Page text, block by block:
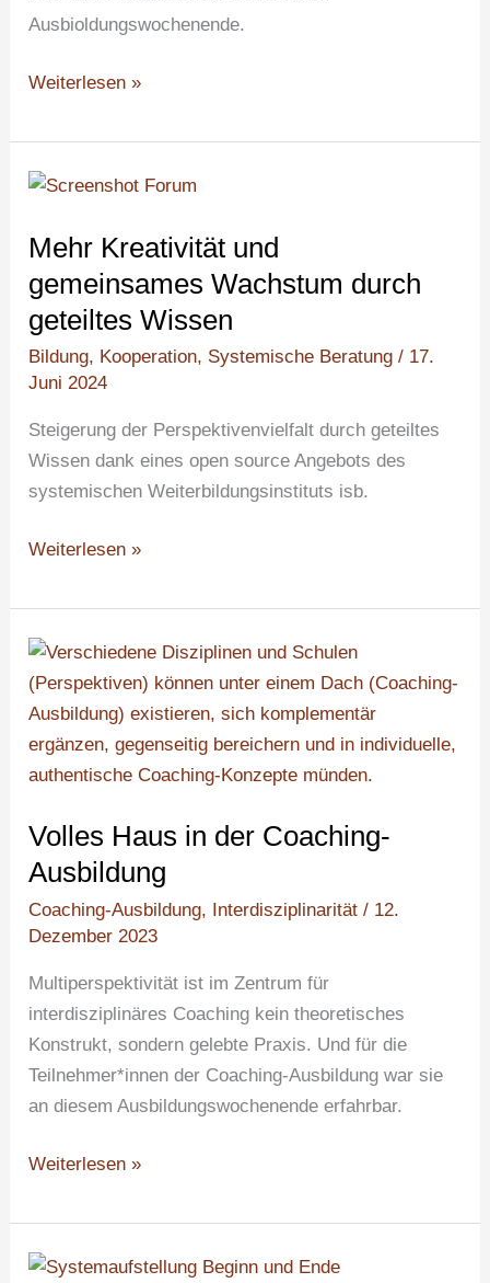
Ausbioldungswochenende.
Weiterlesen »
Mehr Kreativität und
gemeinsames Wachstum durch
geteiltes Wissen
Bildung, Kooperation, Systemische Beratung / 17.
Juni 2024
Steigerung der Perspektivenvielfalt durch geteiltes
Wissen dank eines open source Angebots des
systemischen Weiterbildungsinstituts isb.
Mehr
und
gemeinsames
Wachstum
durch
geteiltes
Weiterlesen »
Volles Haus in der Coaching-
Ausbildung
Coaching-Ausbildung, Interdisziplinarität / 12.
Dezember 2023
Multiperspektivität ist im Zentrum für
interdisziplinäres Coaching kein theoretisches
Konstrukt, sondern gelebte Praxis. Und für die
Teilnehmer*innen der Coaching-Ausbildung war sie
an diesem Ausbildungswochenende erfahrbar.
Volles
Haus
in
der
Coaching-
Weiterlesen »
Probleme